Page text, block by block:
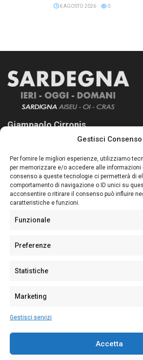
Gestisci Consenso
Per fornire le migliori esperienze, utilizziamo
per memorizzare e/o accedere alle informazioni
consenso a queste tecnologie ci permetterà di
comportamento di navigazione o ID unici su
acconsentire o ritirare il consenso può influire
caratteristiche e funzioni.
Funzionale
Preferenze
Statistiche
Marketing
Gestisci servizi
Accetta
6 AGOSTO 2026 0
Giampaolo Cirronis
Sardegna Ieri-Oggi-Domani nasce per
lettori su quanto accade in Sardegna, con
nostro passato e, soprattutto, al nostro
Follow Us
Sede:Via Cristoforo Colombo 09013
Partita IVA02270380922
128/2020 del 10/02/2020
Per la Pubblicità: